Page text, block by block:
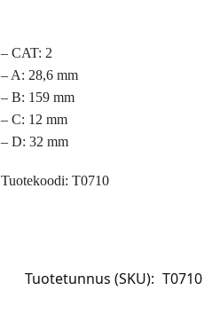
– CAT: 2
– A: 28,6 mm
– B: 159 mm
– C: 12 mm
– D: 32 mm
Tuotekoodi: T0710
Tuotetunnus (SKU): T0710